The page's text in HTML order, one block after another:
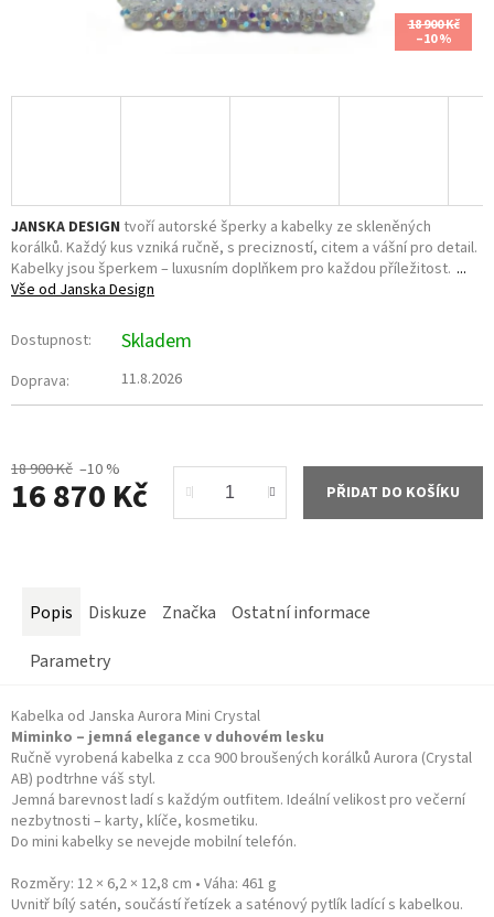
18 900 Kč
–10 %
18 900 Kč –10 %
16 870 Kč PŘIDAT DO KOŠÍKU
JANSKA DESIGN tvoří autorské šperky a kabelky ze skleněných
korálků. Každý kus vzniká ručně, s precizností, citem a vášní pro detail.
Kabelky jsou šperkem – luxusním doplňkem pro každou příležitost.
Vše odJanska Design
Dostupnost: Skladem
Doprava: 11.8.2026
Popis Diskuze Značka
Ostatní informace
Parametry
Kabelka od Janska Aurora Mini Crystal
Miminko – jemná elegance v duhovém lesku
Ručně vyrobená kabelka z cca 900 broušených korálků Aurora (Crystal
AB) podtrhne váš styl.
Jemná barevnost ladí s každým outfitem. Ideální velikost pro večerní
nezbytnosti – karty, klíče, kosmetiku.
Do mini kabelky se nevejde mobilní telefón.
Rozměry: 12 × 6,2 × 12,8 cm • Váha: 461 g
Uvnitř bílý satén, součástí řetízek a saténový pytlík ladící s kabelkou.